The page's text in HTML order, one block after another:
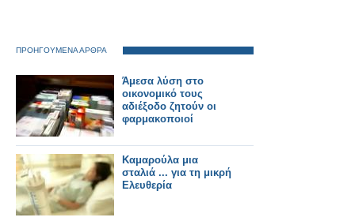
ΠΡΟΗΓΟΥΜΕΝΑ ΑΡΘΡΑ
Άμεσα λύση στο
οικονομικό τους
αδιέξοδο ζητούν οι
φαρμακοποιοί
Καμαρούλα μια
σταλιά ... για τη μικρή
Ελευθερία